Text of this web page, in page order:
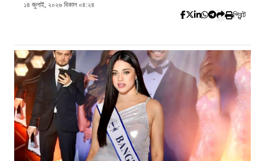
১৪ জুলাই, ২০২৬ বিকাল ০৪:২৪
প্রিন্ট